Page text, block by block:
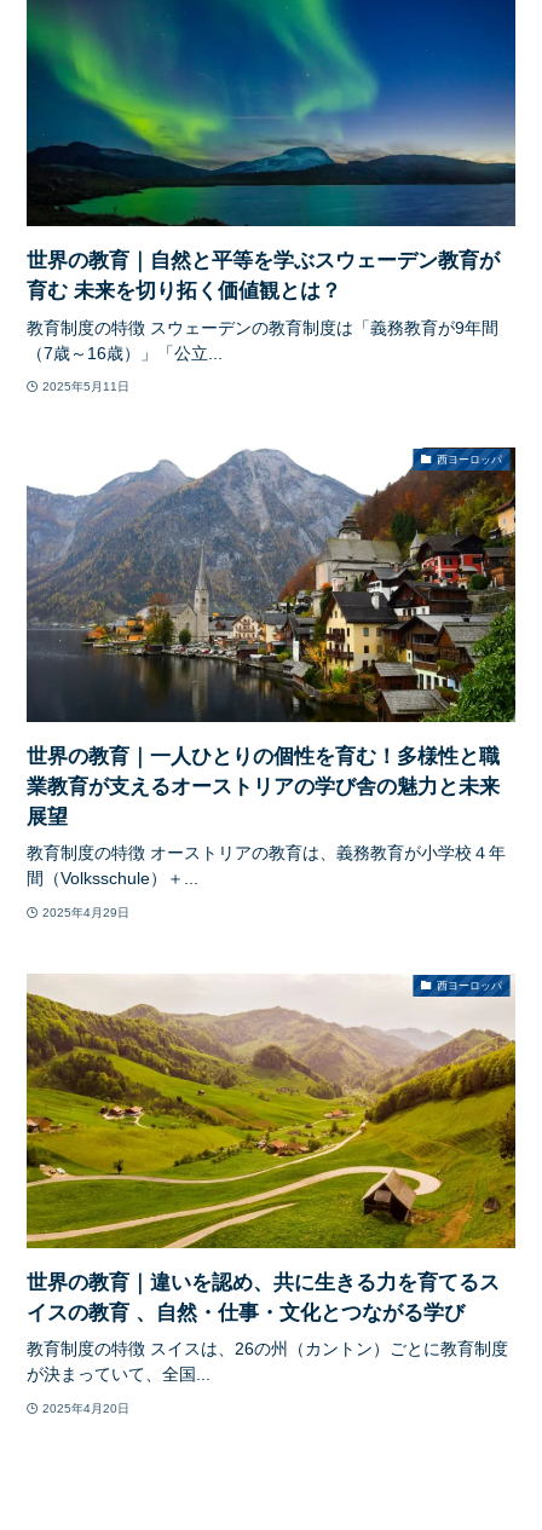
世界の教育｜自然と平等を学ぶスウェーデン教育が
育む 未来を切り拓く価値観とは？
教育制度の特徴 スウェーデンの教育制度は「義務教育が9年間
（7歳～16歳）」「公立...
2025年5月11日
西ヨーロッパ
世界の教育｜一人ひとりの個性を育む！多様性と職
業教育が支えるオーストリアの学び舎の魅力と未来
展望
教育制度の特徴 オーストリアの教育は、義務教育が小学校４年
間（Volksschule）＋...
2025年4月29日
西ヨーロッパ
世界の教育｜違いを認め、共に生きる力を育てるス
イスの教育 、自然・仕事・文化とつながる学び
教育制度の特徴 スイスは、26の州（カントン）ごとに教育制度
が決まっていて、全国...
2025年4月20日